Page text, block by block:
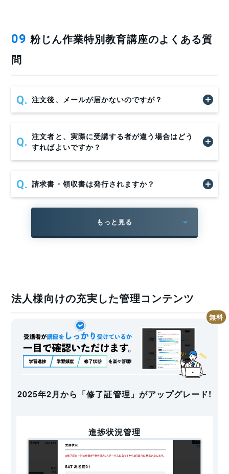
のですが、複数の講座を受講した後、一枚一枚の修了
証が悪いわけではないですが、一枚の修了証にまとま
っていれば、各講座の修了年月日も、まとめて管理出
今後も、人に勧めてみたい
T.T 様
トは、印刷すれば立派な冊子となり、読み返しの際に
はとても役に立ちます 。 また、PDFとして保存すれ
好きなタイミングで受講できたのはとても良かった
粉塵作業を行う際の心構えがよく分かった。マスクや
作業着の着用という基本的なところからまずは整え
の中で日々確認することが大切であると思った。ま
ていたので、社内で手軽に好きなタイミングで受講で
きたのはとても良かった。
現場での作業中に出る細かいホコリなどは、長時間吸うと
肺は特に深刻な病気で、現代の医学において完全に治すこ
そこで、労働者の健康障害を防止するために、事業者は、
常時特定粉じん作業に係る業務に労働者を就かせるとき
は、特別教育を行うように義務付けられています。
本講座は、労働安全衛生規則第三十六条第二十九号、粉じ
育」であり、動画講義のカリキュラムおよび内容は関係法
特定粉じん作業（粉じん作業のうち、粉じんの発生源が
粉じん障害防止規則の別表２に定める箇所での作業）が
対象となります。
参考：https://www.jaish.gr.jp/horei/hor1-
2/hor1-2-37-m-3.html
じん肺とは、粉じんなどを長時間にわたって吸入すること
が原因で発症しやすくなる肺の病気です。症状が悪化する
09 粉じん作業特別教育講座のよくある質
問
注文後、メールが届かないのですが？
注文者と、実際に受講する者が違う場合はどう
すればよいですか？
請求書・領収書は発行されますか？
もっと見る
法人様向けの充実した管理コンテンツ
2025年2月から「修了証管理」がアップグレード!
進捗状況管理